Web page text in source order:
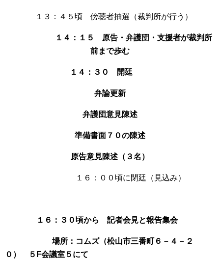
１３：４５頃 傍聴者抽選（裁判所が行う）
１４：１５ 原告・弁護団・支援者が裁判所
前まで歩む
１４：３０ 開廷
弁論更新
弁護団意見陳述
準備書面７０の陳述
原告意見陳述（３名）
１６：００頃に閉廷（見込み）
１６：３０頃から 記者会見と報告集会
場所：コムズ（松山市三番町６－４－２
０） ５F会議室５にて